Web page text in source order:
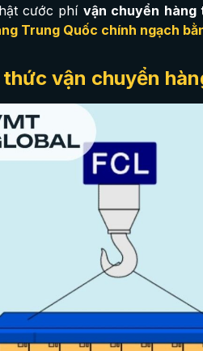
cước phí vận chuyển hàng
Trung Quốc chính ngạch
vận chuyển